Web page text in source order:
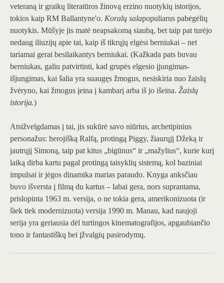
veteraną ir graikų literatūros žinovą erzino nuotykių istorijos,
tokios kaip RM Ballantyne'o. Koralų salapopuliarus pabėgėlių
nuotykis. Mūšyje jis matė neapsakomą siaubą, bet taip pat turėjo
nedaug iliuzijų apie tai, kaip iš tikrųjų elgėsi berniukai – net
tariamai gerai besilaikantys berniukai. (Kažkada pats buvau
berniukas, galiu patvirtinti, kad grupės elgesio įjungimas-
išjungimas, kai šalia yra suaugęs žmogus, nesiskiria nuo žaislų
žvėryno, kai žmogus įeina į kambarį arba iš jo išeina. Žaislų
istorija.)
Atsižvelgdamas į tai, jis sukūrė savo niūrius, archetipinius
personažus: herojišką Ralfą, protingą Piggy, žiaurųjį Džeką ir
jautrųjį Simoną, taip pat kitus „bigūnus“ ir „mažylius“, kurie kurį
laiką dirba kartu pagal protingą taisyklių sistemą, kol baziniai
impulsai ir jėgos dinamika marias paraudo. Knyga anksčiau
buvo išversta į filmą du kartus – labai gera, nors suprantama,
prislopinta 1963 m. versija, o ne tokia gera, amerikonizuota (ir
šiek tiek modernizuota) versija 1990 m. Manau, kad naujoji
serija yra geriausia dėl turtingos kinematografijos, apgaubiančio
tono ir fantastiškų bei įžvalgių pasirodymų.